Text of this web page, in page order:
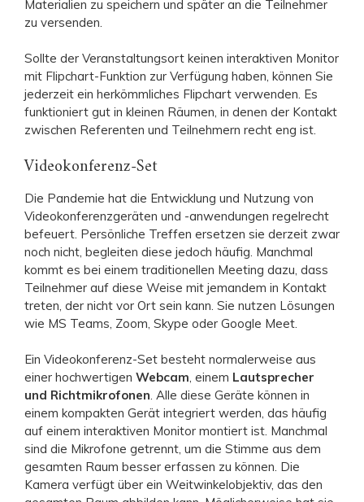
Materialien zu speichern und später an die Teilnehmer
zu versenden.
Sollte der Veranstaltungsort keinen interaktiven Monitor
mit Flipchart-Funktion zur Verfügung haben, können Sie
jederzeit ein herkömmliches Flipchart verwenden. Es
funktioniert gut in kleinen Räumen, in denen der Kontakt
zwischen Referenten und Teilnehmern recht eng ist.
Videokonferenz-Set
Die Pandemie hat die Entwicklung und Nutzung von
Videokonferenzgeräten und -anwendungen regelrecht
befeuert. Persönliche Treffen ersetzen sie derzeit zwar
noch nicht, begleiten diese jedoch häufig. Manchmal
kommt es bei einem traditionellen Meeting dazu, dass
Teilnehmer auf diese Weise mit jemandem in Kontakt
treten, der nicht vor Ort sein kann. Sie nutzen Lösungen
wie MS Teams, Zoom, Skype oder Google Meet.
Ein Videokonferenz-Set besteht normalerweise aus
einer hochwertigen Webcam, einem Lautsprecher
und Richtmikrofonen. Alle diese Geräte können in
einem kompakten Gerät integriert werden, das häufig
auf einem interaktiven Monitor montiert ist. Manchmal
sind die Mikrofone getrennt, um die Stimme aus dem
gesamten Raum besser erfassen zu können. Die
Kamera verfügt über ein Weitwinkelobjektiv, das den